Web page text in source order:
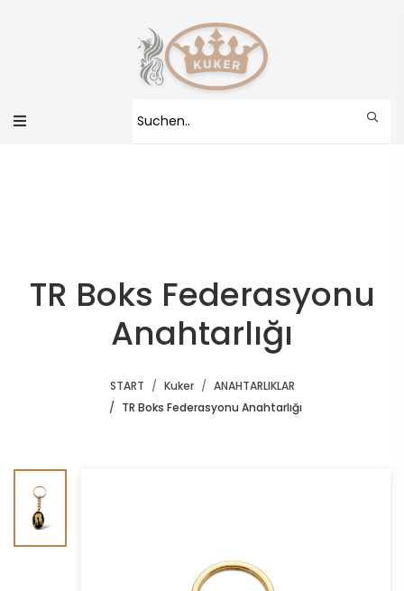
TR Boks Federasyonu
Anahtarlığı
START Kuker
ANAHTARLIKLAR
TR Boks Federasyonu Anahtarlığı